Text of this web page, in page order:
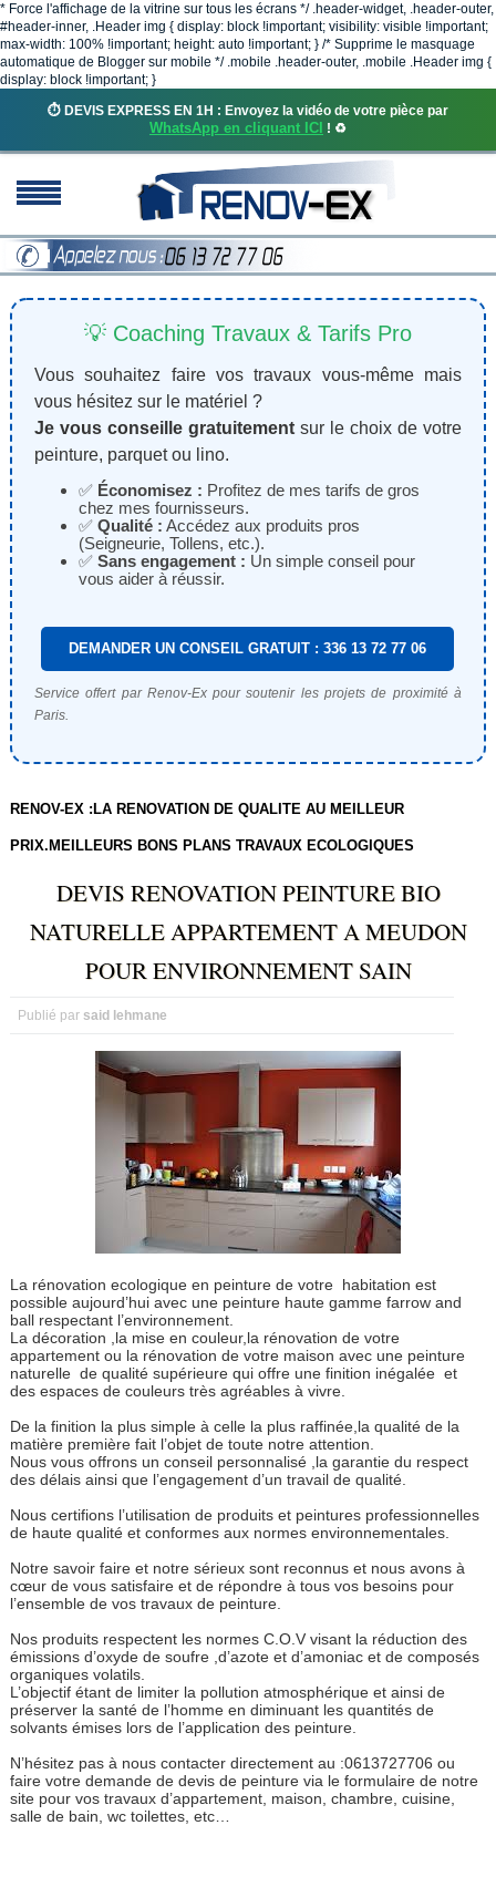
* Force l'affichage de la vitrine sur tous les écrans */ .header-widget, .header-outer,
#header-inner, .Header img { display: block !important; visibility: visible !important;
max-width: 100% !important; height: auto !important; } /* Supprime le masquage
automatique de Blogger sur mobile */ .mobile .header-outer, .mobile .Header img {
display: block !important; }
⏱️ DEVIS EXPRESS EN 1H : Envoyez la vidéo de votre pièce par
WhatsApp en cliquant ICI ! ♻️
💡 Coaching Travaux & Tarifs Pro
Vous souhaitez faire vos travaux vous-même mais
vous hésitez sur le matériel ?
Je vous conseille gratuitementsur le choix de votre
peinture, parquet ou lino.
✅ Économisez : Profitez de mes tarifs de gros
chez mes fournisseurs.
✅ Qualité : Accédez aux produits pros
(Seigneurie, Tollens, etc.).
✅ Sans engagement : Un simple conseil pour
vous aider à réussir.
DEMANDER UN CONSEIL GRATUIT : 336 13 72 77 06
Service offert par Renov-Ex pour soutenir les projets de proximité à
Paris.
RENOV-EX :LA RENOVATION DE QUALITE AU MEILLEUR
PRIX.MEILLEURS BONS PLANS TRAVAUX ECOLOGIQUES
DEVIS RENOVATION PEINTURE BIO
NATURELLE APPARTEMENT A MEUDON
POUR ENVIRONNEMENT SAIN
Publié par said lehmane
La rénovation ecologique en peinture de votre habitation est
possible aujourd’hui avec une peinture haute gamme farrow and
ball respectant l’environnement.
La décoration ,la mise en couleur,la rénovation de votre
appartement ou la rénovation de votre maison avec une peinture
naturelle de qualité supérieure qui offre une finition inégalée et
des espaces de couleurs très agréables à vivre.
De la finition la plus simple à celle la plus raffinée,la qualité de la
matière première fait l’objet de toute notre attention.
Nous vous offrons un conseil personnalisé ,la garantie du respect
des délais ainsi que l’engagement d’un travail de qualité.
Nous certifions l’utilisation de produits et peintures professionnelles
de haute qualité et conformes aux normes environnementales.
Notre savoir faire et notre sérieux sont reconnus et nous avons à
cœur de vous satisfaire et de répondre à tous vos besoins pour
l’ensemble de vos travaux de peinture.
Nos produits respectent les normes C.O.V visant la réduction des
émissions d’oxyde de soufre ,d’azote et d’amoniac et de composés
organiques volatils.
L’objectif étant de limiter la pollution atmosphérique et ainsi de
préserver la santé de l’homme en diminuant les quantités de
solvants émises lors de l’application des peinture.
N’hésitez pas à nous contacter directement au :0613727706 ou
faire votre demande de devis de peinture via le formulaire de notre
site pour vos travaux d’appartement, maison, chambre, cuisine,
salle de bain, wc toilettes, etc…